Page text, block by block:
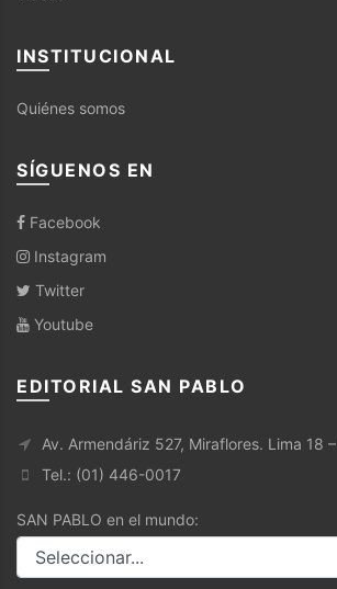
INSTITUCIONAL
Quiénes somos
SÍGUENOS EN
Facebook
Instagram
Twitter
Youtube
EDITORIAL SAN PABLO
Av. Armendáriz 527, Miraflores. Lima 18
Tel.: (01) 446-0017
SAN PABLO en el mundo: